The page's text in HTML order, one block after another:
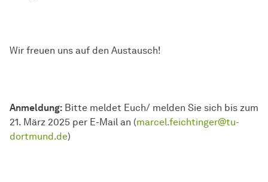
Wir freuen uns auf den Austausch!
Anmeldung: Bitte meldet Euch/ melden Sie sich bis zum
21. März 2025 per E-Mail an (marcel.feichtinger@tu-
dortmund.de)